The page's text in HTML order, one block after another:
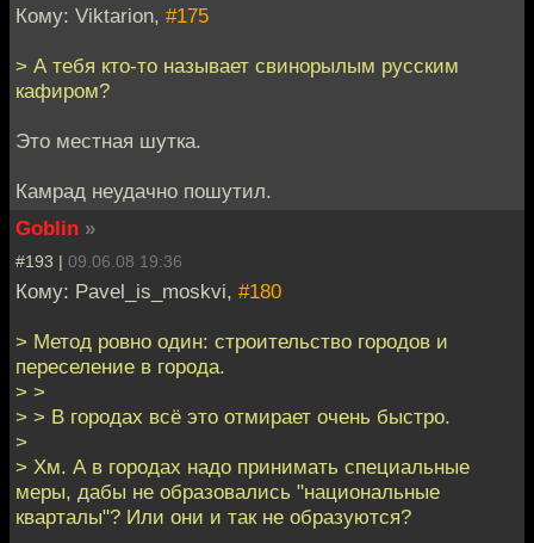
Кому: Viktarion, #175
> А тебя кто-то называет свинорылым русским
кафиром?
Это местная шутка.
Камрад неудачно пошутил.
Goblin »
#193 | 09.06.08 19:36
Кому: Pavel_is_moskvi, #180
> Метод ровно один: строительство городов и
переселение в города.
> >
> > В городах всё это отмирает очень быстро.
>
> Хм. А в городах надо принимать специальные
меры, дабы не образовались "национальные
кварталы"? Или они и так не образуются?